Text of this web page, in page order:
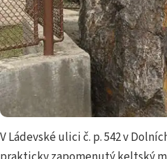
V Ládevské ulici č. p. 542 v